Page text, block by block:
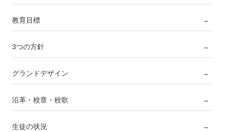
教育目標 →
3つの方針 →
グランドデザイン →
沿革・校章・校歌 →
生徒の状況 →